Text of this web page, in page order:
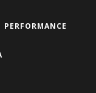
PERFORMANCE